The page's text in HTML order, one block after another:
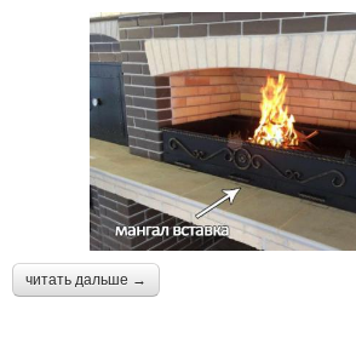
читать дальше →